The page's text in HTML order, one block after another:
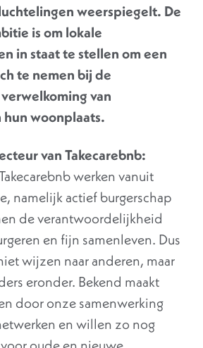
weerspiegelt. De
is om lokale
in staat te stellen om een
te nemen bij de
van
woonplaats.
van Takecarebnb:
werken vanuit
namelijk actief burgerschap
de verantwoordelijkheid
en fijn samenleven. Dus
wijzen naar anderen, maar
eronder. Bekend maakt
door onze samenwerking
en willen zo nog